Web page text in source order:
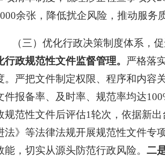
余张， 降低扰企风险， 推动服务
（三）优化行政决策制度体系，
行政规范性文件监督管理。 严格落
。严把文件制定权限、程序和内容
件报备率、及时率、规范率均达
规范性文件后评估1轮次，依据新
法》等法律法规开展规范性文件专
能，切实从源头防范行政风险。 二